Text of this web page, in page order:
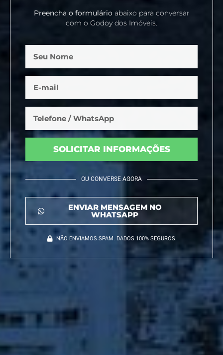
Preencha o formulárioabaixo para conversar
com o Godoy dos Imóveis.
SOLICITAR INFORMAÇÕES
OU CONVERSE AGORA
ENVIAR MENSAGEM NO
WHATSAPP
NÃO ENVIAMOS SPAM. DADOS 100% SEGUROS.